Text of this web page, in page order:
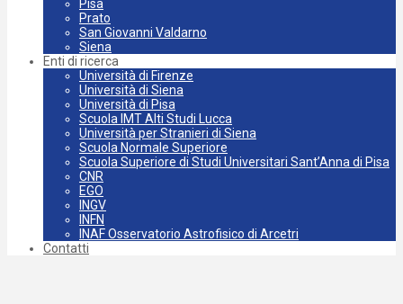
Pisa
Prato
San Giovanni Valdarno
Siena
Enti di ricerca
Università di Firenze
Università di Siena
Università di Pisa
Scuola IMT Alti Studi Lucca
Università per Stranieri di Siena
Scuola Normale Superiore
Scuola Superiore di Studi Universitari Sant’Anna di Pisa
CNR
EGO
INGV
INFN
INAF Osservatorio Astrofisico di Arcetri
Contatti